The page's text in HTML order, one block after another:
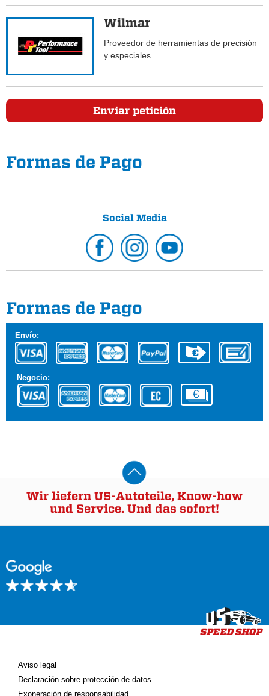
Wilmar
Proveedor de herramientas de precisión
y especiales.
Enviar petición
Formas de Pago
Social Media
Formas de Pago
Envío:
Negocio:
Wir liefern US-Autoteile, Know-how
und Service. Und das sofort!
Aviso legal
Declaración sobre protección de datos
Exoneración de responsabilidad